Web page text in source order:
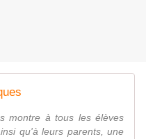
montre à tous les élèves
qu'à leurs parents, une